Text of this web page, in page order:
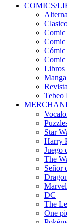
COMICS/
Cómic
Comic
Libros
Manga
Tebeo
Star
Harry
Juego
The
Señor
Marvel
DC
The
One